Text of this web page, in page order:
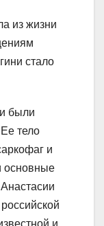
из жизни
стало
были
тело
и
основные
и